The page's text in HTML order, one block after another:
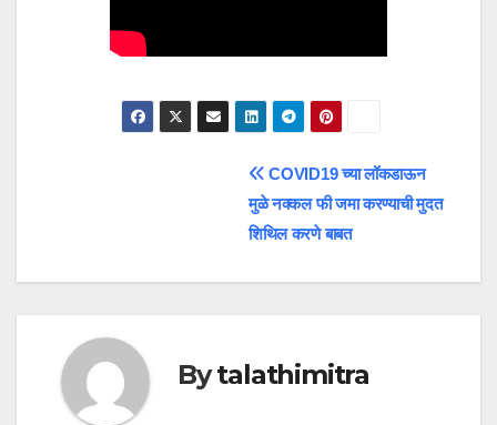
COVID19 च्या लॉकडाऊन
मुळे नक्कल फी जमा करण्याची मुदत
शिथिल करणे बाबत
Bytalathimitra